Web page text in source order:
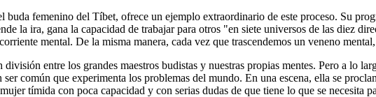
buda femenino del Tíbet, ofrece un ejemplo extraordinario de este proceso. Su
la ira, gana la capacidad de trabajar para otros "en siete universos de las diez
mental. De la misma manera, cada vez que trascendemos un veneno
división entre los grandes maestros budistas y nuestras propias mentes. Pero a lo
común que experimenta los problemas del mundo. En una escena, ella se
tímida con poca capacidad y con serias dudas de que tiene lo que se necesita